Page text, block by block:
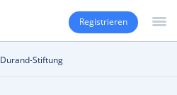
Registrieren
Stiftung